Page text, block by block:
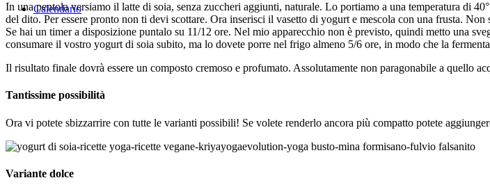
Calendario
In una pentola versiamo il latte di soia, senza zuccheri aggiunti, naturale. Lo portiamo a una temperatura di
del dito. Per essere pronto non ti devi scottare. Ora inserisci il vasetto di yogurt e mescola con una frusta.
Se hai un timer a disposizione puntalo su 11/12 ore. Nel mio apparecchio non è previsto, quindi metto una
consumare il vostro yogurt di soia subito, ma lo dovete porre nel frigo almeno 5/6 ore, in modo che la
Il risultato finale dovrà essere un composto cremoso e profumato. Assolutamente non paragonabile a quello
Tantissime possibilità
Ora vi potete sbizzarrire con tutte le varianti possibili! Se volete renderlo ancora più compatto potete
Variante dolce